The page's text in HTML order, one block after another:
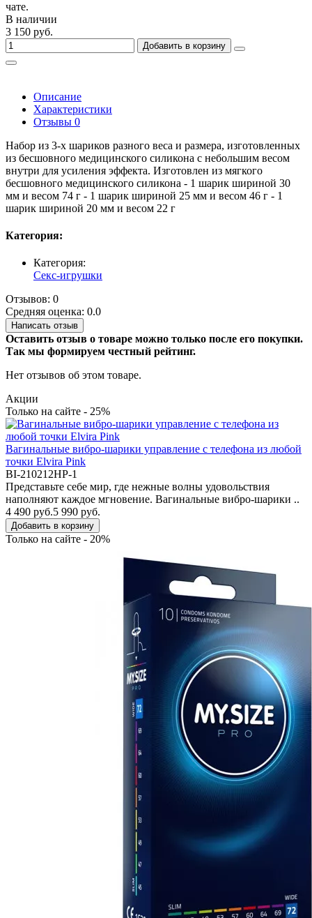
чате.
В наличии
3 150 руб.
Добавить в корзину
Описание
Характеристики
Отзывы 0
Набор из 3-х шариков разного веса и размера, изготовленных
из бесшовного медицинского силикона с небольшим весом
внутри для усиления эффекта. Изготовлен из мягкого
бесшовного медицинского силикона - 1 шарик шириной 30
мм и весом 74 г - 1 шарик шириной 25 мм и весом 46 г - 1
шарик шириной 20 мм и весом 22 г
Категория:
Категория:
Секс-игрушки
Отзывов: 0
Средняя оценка: 0.0
Написать отзыв
Оставить отзыв о товаре можно только после его покупки.
Так мы формируем честный рейтинг.
Нет отзывов об этом товаре.
Акции
Только на сайте - 25%
Вагинальные вибро-шарики управление с телефона из любой
точки Elvira Pink
BI-210212HP-1
Представьте себе мир, где нежные волны удовольствия
наполняют каждое мгновение. Вагинальные вибро-шарики ..
4 490 руб.5 990 руб.
Добавить в корзину
Только на сайте - 20%